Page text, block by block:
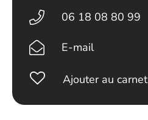
06 18 08 80 99
E-mail
Ajouter au carnet